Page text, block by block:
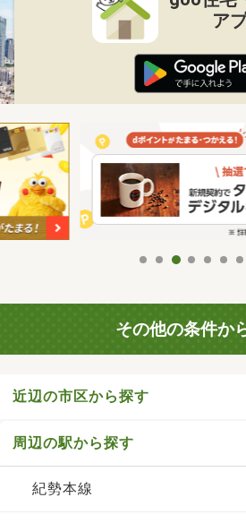
ア
その他の条件か
近辺の市区から探す
周辺の駅から探す
紀勢本線